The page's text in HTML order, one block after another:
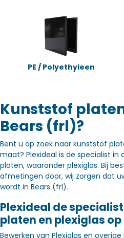
PE / Polyethyleen
Kunststof
Bears (frl)?
Bent u op zoek naar kunststof
maat? Plexideal is de specialist in
platen, waaronder plexiglas. Bij
afmetingen door, wij zorgen dat
wordt in Bears (frl).
Plexideal de
platen en plexiglas
Bewerken van Plexiglas en